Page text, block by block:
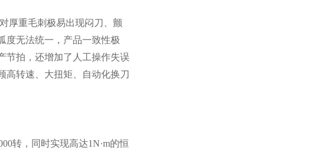
厚重毛刺极易出现闷刀、颤
度无法统一，产品一致性极
节拍，还增加了人工操作失误
高转速、大扭矩、自动化换刀
转，同时实现高达1N·m的恒